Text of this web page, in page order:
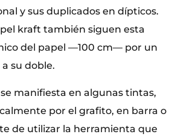
y sus duplicados en dípticos.
kraft también siguen esta
del papel —100 cm— por un
su doble.
manifiesta en algunas tintas,
por el grafito, en barra o
de utilizar la herramienta que